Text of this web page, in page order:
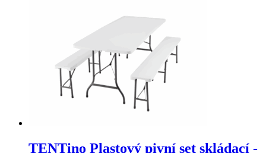
TENTino Plastový pivní set skládací -